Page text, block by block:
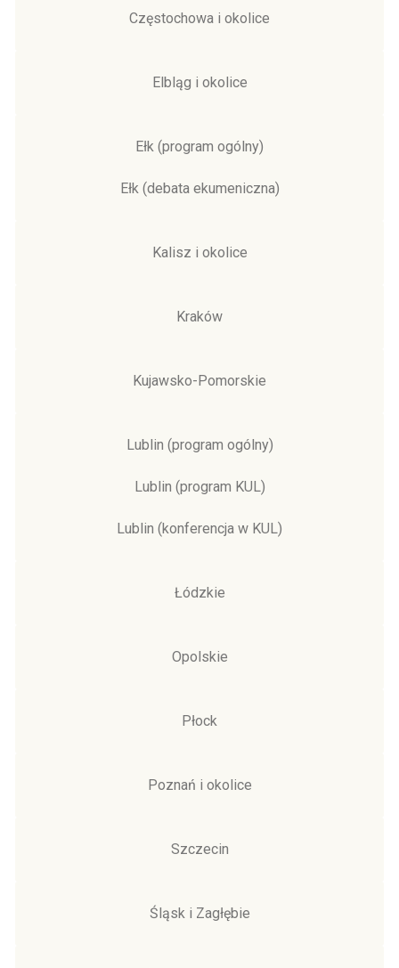
Częstochowa i okolice
Elbląg i okolice
Ełk (program ogólny)
Ełk (debata ekumeniczna)
Kalisz i okolice
Kraków
Kujawsko-Pomorskie
Lublin (program ogólny)
Lublin (program KUL)
Lublin (konferencja w KUL)
Łódzkie
Opolskie
Płock
Poznań i okolice
Szczecin
Śląsk i Zagłębie